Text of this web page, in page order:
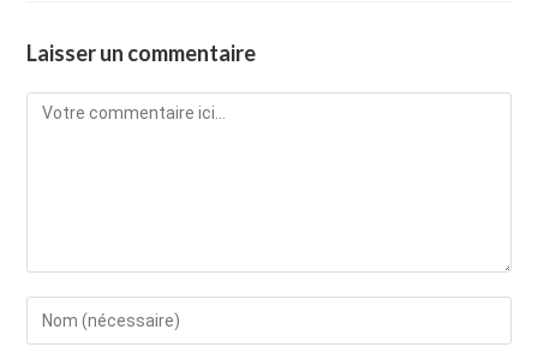
Laisser un commentaire
Comment
Enter
your